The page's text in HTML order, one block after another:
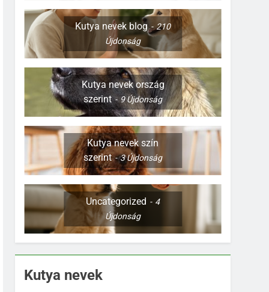
Kutya nevek blog
210
Újdonság
Kutya nevek ország
szerint
9Újdonság
Kutya nevek szín
szerint
3Újdonság
Uncategorized
4
Újdonság
Kutya nevek